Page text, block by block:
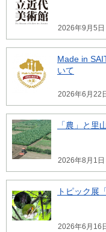
2026年9月5
Made in
いて
2026年6月22
「農」と里
2026年8月1
トピック展
2026年6月16